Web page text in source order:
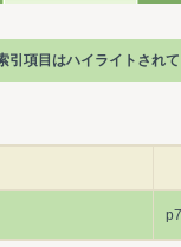
引項目はハイライトされ